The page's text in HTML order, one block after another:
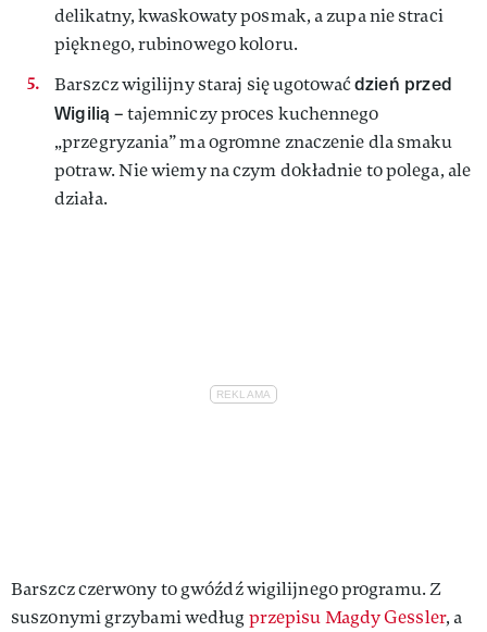
delikatny, kwaskowaty posmak, a zupa nie straci
pięknego, rubinowego koloru.
Barszcz wigilijny staraj się ugotowaćdzień przed
Wigilią – tajemniczy proces kuchennego
„przegryzania” ma ogromne znaczenie dla smaku
potraw. Nie wiemy na czym dokładnie to polega, ale
działa.
Barszcz czerwony to gwóźdź wigilijnego programu. Z
suszonymi grzybami według przepisu Magdy Gessler, a